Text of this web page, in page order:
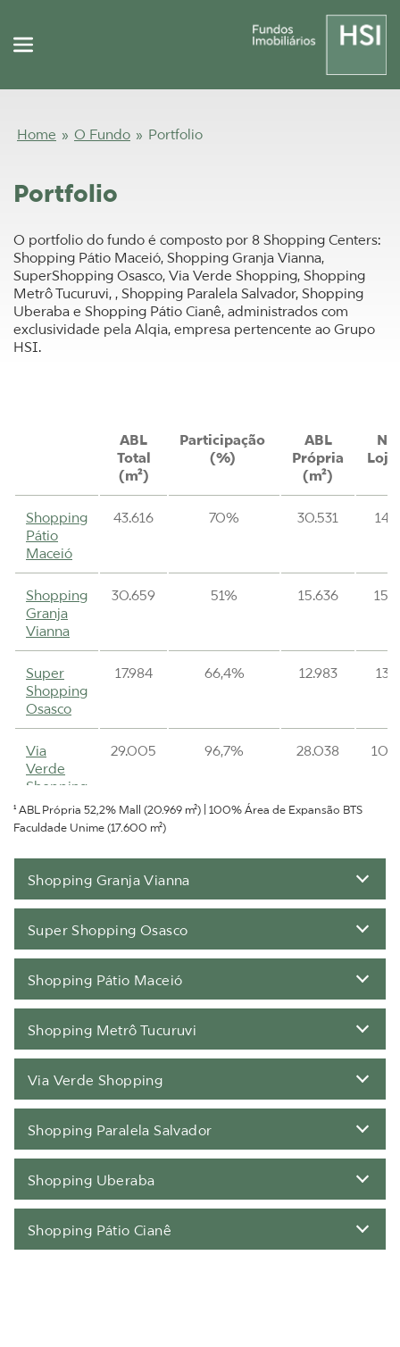
Home » O Fundo » Portfolio
Portfolio
O portfolio do fundo é composto por 8 Shopping Centers:
Shopping Pátio Maceió, Shopping Granja Vianna,
SuperShopping Osasco, Via Verde Shopping, Shopping
Metrô Tucuruvi, , Shopping Paralela Salvador, Shopping
Uberaba e Shopping Pátio Cianê, administrados com
exclusividade pela Alqia, empresa pertencente ao Grupo
HSI.
ABL
Total
(m²)
Participação
(%)
ABL
Própria
(m²)
Nº
Shopping
Pátio
Maceió
43.616 70% 30.531 143
Shopping
Granja
Vianna
30.659 51% 15.636 159
Super
Shopping
Osasco
17.984 66,4% 12.983 131
Via
Verde
Shopping
29.005 96,7% 28.038 100
Shopping
Tucuruvi
32.966
Shopping
Paralela
Salvador
57.739 52,2% 38.569 258
Shopping
Uberaba
31.667
Shopping
Pátio
Cianê
¹ ABL Própria 52,2% Mall (20.969 m²) | 100% Área de Expansão BTS
Faculdade Unime (17.600 m²)
Shopping Granja Vianna
Super Shopping Osasco
Shopping Pátio Maceió
Shopping Metrô Tucuruvi
Via Verde Shopping
Shopping Paralela Salvador
Shopping Uberaba
Shopping Pátio Cianê